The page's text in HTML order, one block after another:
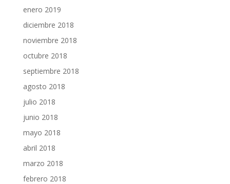
enero 2019
diciembre 2018
noviembre 2018
octubre 2018
septiembre 2018
agosto 2018
julio 2018
junio 2018
mayo 2018
abril 2018
marzo 2018
febrero 2018